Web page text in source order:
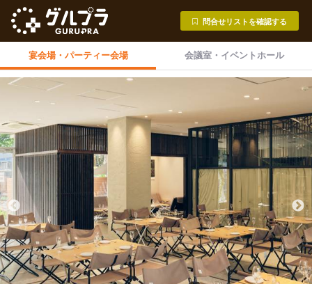
問合せリストを確認する
宴会場・ パーティー会場 会議室・ イベントホール